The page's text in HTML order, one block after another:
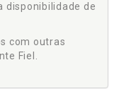
disponibilidade de
com outras
Fiel.